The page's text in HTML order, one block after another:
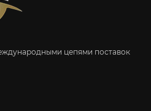
цепями поставок